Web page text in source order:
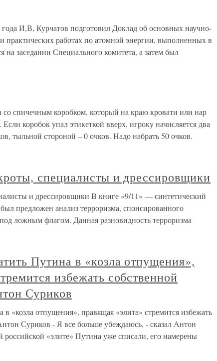
И,В, Курчатов подготовил Доклад об основных научно-
практических работах по атомной энергии, выполненных в
на заседании Специального комитета, а затем был
спичечным коробком, который на краю кровати или нар
коробок упал этикеткой вверх, игроку начисляется два
тыльной стороной – 0 очков. Надо набрать 50 очков.
специалисты и дрессировщики
и дрессировщики В книге «9/11» — синтетический
предложен анализ терроризма, спонсированного
ложным флагом. Данная разновидность терроризма
Путина в «козла отпущения»,
избежать собственной
Суриков
в «козла отпущения», правящая «элита» стремится избежать
Суриков - Я все больше убеждаюсь, - сказал Антон
российской «элите» Путина уже списали, его намерены